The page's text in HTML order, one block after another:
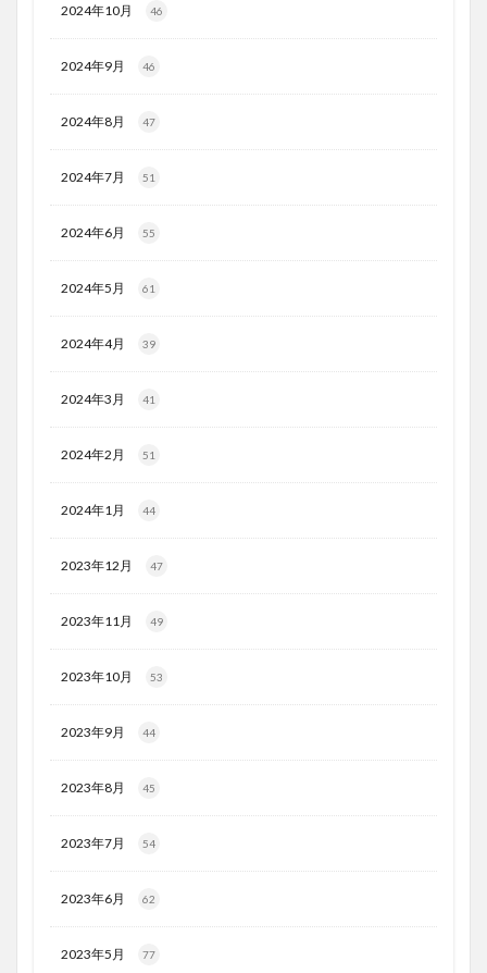
2024年10月 46
2024年9月 46
2024年8月 47
2024年7月 51
2024年6月 55
2024年5月 61
2024年4月 39
2024年3月 41
2024年2月 51
2024年1月 44
2023年12月 47
2023年11月 49
2023年10月 53
2023年9月 44
2023年8月 45
2023年7月 54
2023年6月 62
2023年5月 77